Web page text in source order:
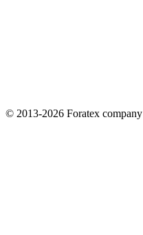
© 2013-2026 Foratex company